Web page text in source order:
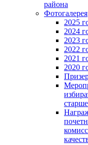
района
Фотогалерея
2025
2024
2023
2022
2021
2020